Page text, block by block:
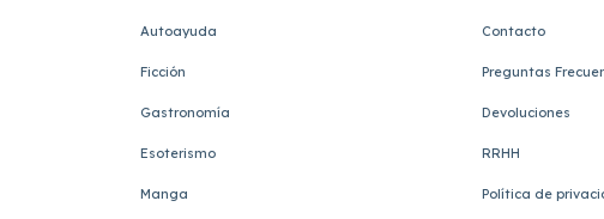
Autoayuda
Ficción
Gastronomía
Esoterismo
Manga
Contacto
Preguntas
Devoluciones
RRHH
Política de